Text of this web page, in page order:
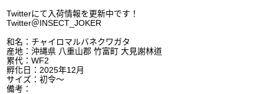
Twitterにて入荷情報を更新中です！
Twitter＠INSECT_JOKER
和名：チャイロマルバネクワガタ
産地：沖縄県 八重山郡 竹富町 大見謝林道
累代：WF2
孵化日：2025年12月
サイズ：初令〜
備考：